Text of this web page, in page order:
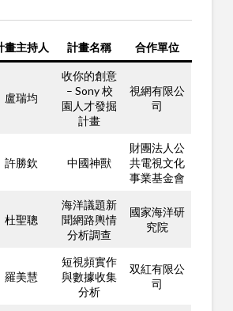
畫主持人 計畫名稱 合作單位
盧瑞均
收你的創意
– Sony 校
園人才發掘
計畫
視網有限公
司
許勝欽 中國神獸
財團法人公
共電視文化
事業基金會
杜聖聰
海洋議題新
聞網路輿情
分析調查
國家海洋研
究院
羅美慧
短視頻實作
與數據收集
分析
双紅有限公
司